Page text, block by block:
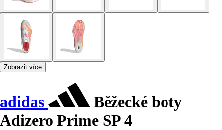
Zobrazit více
adidas
Běžecké boty
Adizero Prime SP 4